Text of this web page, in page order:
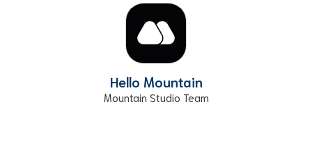
Hello Mountain
Mountain Studio Team